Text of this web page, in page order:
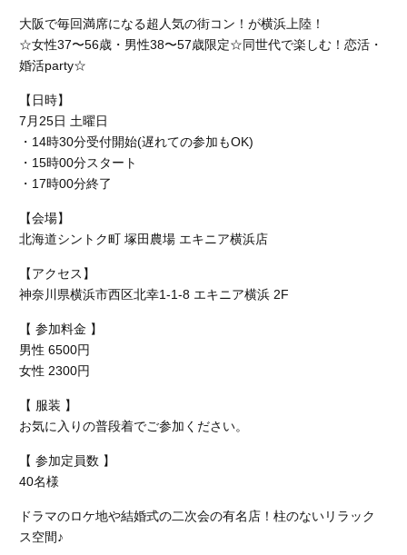
大阪で毎回満席になる超人気の街コン！が横浜上陸！
☆女性37〜56歳・男性38〜57歳限定☆同世代で楽しむ！恋活・
婚活party☆
【日時】
7月25日 土曜日
・14時30分受付開始(遅れての参加もOK)
・15時00分スタート
・17時00分終了
【会場】
北海道シントク町 塚田農場 エキニア横浜店
【アクセス】
神奈川県横浜市西区北幸1-1-8 エキニア横浜 2F
【 参加料金 】
男性 6500円
女性 2300円
【 服装 】
お気に入りの普段着でご参加ください。
【 参加定員数 】
40名様
ドラマのロケ地や結婚式の二次会の有名店！柱のないリラック
ス空間♪